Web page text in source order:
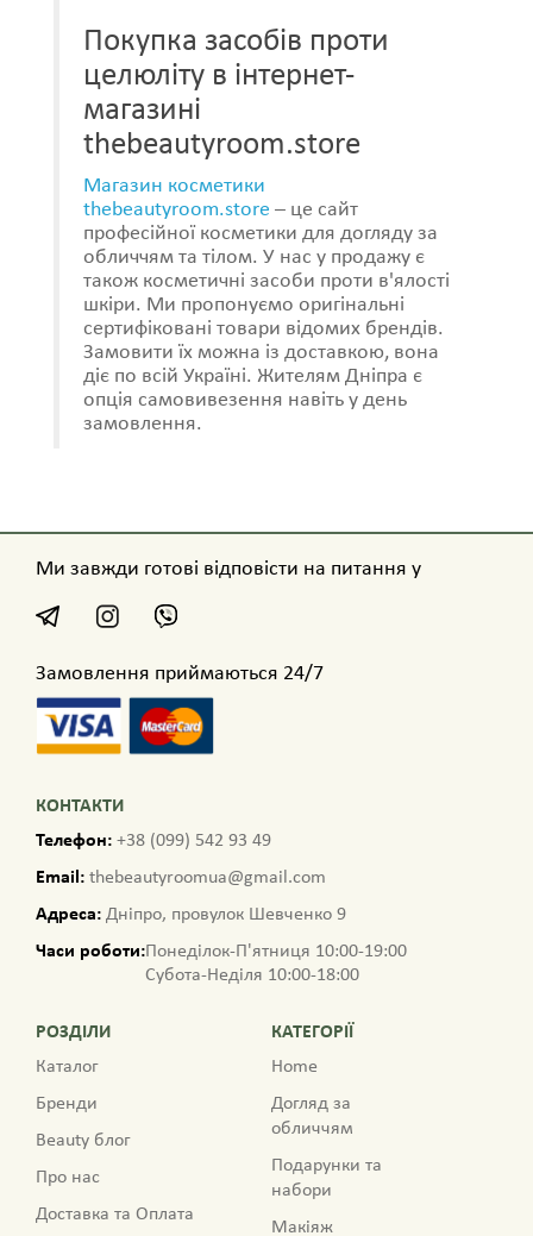
Покупка засобів проти
целюліту в інтернет-
магазині
thebeautyroom.store
Магазин косметики
thebeautyroom.store – це сайт
професійної косметики для догляду за
обличчям та тілом. У нас у продажу є
також косметичні засоби проти в'ялості
шкіри. Ми пропонуємо оригінальні
сертифіковані товари відомих брендів.
Замовити їх можна із доставкою, вона
діє по всій Україні. Жителям Дніпра є
опція самовивезення навіть у день
замовлення.
Ми завжди готові відповісти на питання у
Замовлення приймаються 24/7
КОНТАКТИ
Телефон: +38 (099) 542 93 49
Email: thebeautyroomua@gmail.com
Адреса: Дніпро, провулок Шевченко 9
Часи роботи:Понеділок-П'ятниця 10:00-19:00
Субота-Неділя 10:00-18:00
РОЗДІЛИ
Каталог
Бренди
Beauty блог
Про нас
Доставка та Оплата
КАТЕГОРІЇ
Home
Догляд за
обличчям
Подарунки та
набори
Макіяж